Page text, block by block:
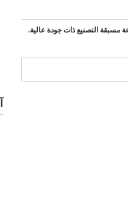
مسبقة التصنيع ذات جودة عالية.